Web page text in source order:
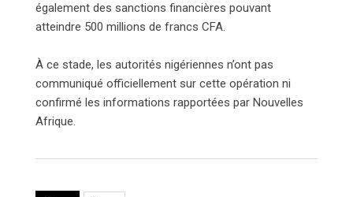
également des sanctions financières pouvant
atteindre 500 millions de francs CFA.
À ce stade, les autorités nigériennes n’ont pas
communiqué officiellement sur cette opération ni
confirmé les informations rapportées par Nouvelles
Afrique.